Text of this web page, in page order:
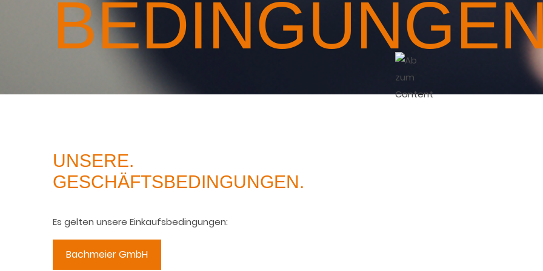
UNSERE.
GESCHÄFTSBEDINGUNGEN.
Es gelten unsere Einkaufsbedingungen:
Bachmeier GmbH